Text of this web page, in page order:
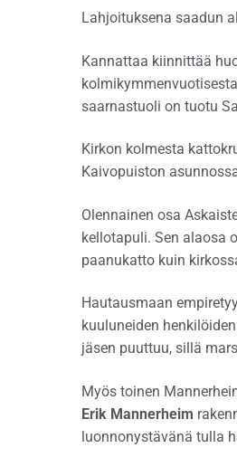
Lahjoituksena saadun
Kannattaa kiinnittää
saarnastuoli on tuotu
Kirkon kolmesta
Kaivopuiston
Olennainen osa
kellotapuli. Sen alaosa
paanukatto kuin
Hautausmaan
kuuluneiden
jäsen puuttuu, sillä
Myös toinen
Erik Mannerheim
luonnonystävänä tulla